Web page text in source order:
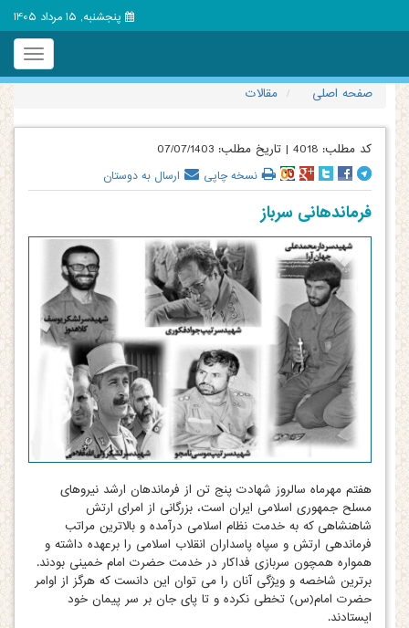
پنجشنبه, 15 مرداد 1405
Toggle
صفحه اصلی
مقالات
کد مطلب: 4018
| تاریخ مطلب: 07/07/1403
نسخه چاپی ارسال به دوستان
فرماندهانی سرباز
هفتم مهرماه سالروز شهادت پنج تن از فرماندهان ارشد نیروهای
مسلح جمهوری اسلامی ایران است، بزرگانی از امرای ارتش
شاهنشاهی که به خدمت نظام اسلامی درآمده و بالاترین مراتب
فرماندهی ارتش و سپاه پاسداران انقلاب اسلامی را برعهده داشته و
همواره همچون سربازی فداکار در خدمت حضرت امام خمینی بودند.
برترین شاخصه و ویژگی آنان را می توان این دانست که هرگز از اوامر
حضرت امام(س) تخطی نکرده و تا پای جان بر سر پیمان خود
ایستادند.